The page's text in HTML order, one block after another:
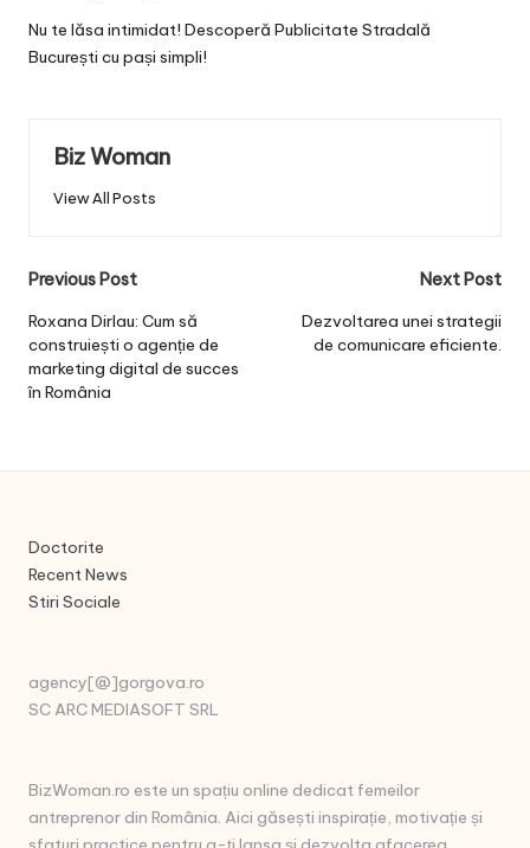
Nu te lăsa intimidat! Descoperă Publicitate Stradală
București cu pași simpli!
Biz Woman
View All Posts
Post
navigation
Previous Post
Roxana Dirlau: Cum să
construiești o agenție de
marketing digital de succes
în România
Next Post
Dezvoltarea unei strategii
de comunicare eficiente.
Doctorite
Recent News
Stiri Sociale
agency[@]gorgova.ro
SC ARC MEDIASOFT SRL
BizWoman.ro este un spațiu online dedicat femeilor
antreprenor din România. Aici găsești inspirație, motivație și